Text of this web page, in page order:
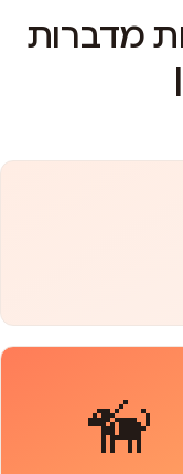
מדברות
🦮